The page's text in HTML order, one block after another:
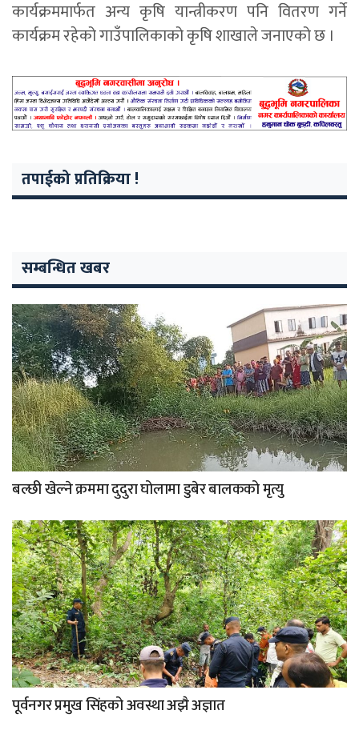
कार्यक्रममार्फत अन्य कृषि यान्त्रीकरण पनि वितरण गर्ने
कार्यक्रम रहेको गाउँपालिकाको कृषि शाखाले जनाएको छ ।
तपाईको प्रतिक्रिया !
सम्बन्धित खबर
बल्छी खेल्ने क्रममा दुदुरा घोलामा डुबेर बालकको मृत्यु
पूर्वनगर प्रमुख सिंहको अवस्था अझै अज्ञात